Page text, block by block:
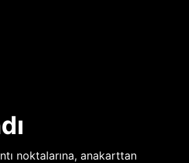
noktalarına, anakarttan